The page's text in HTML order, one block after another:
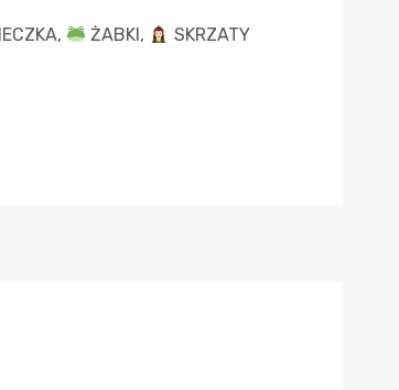
, ŻABKI, SKRZATY